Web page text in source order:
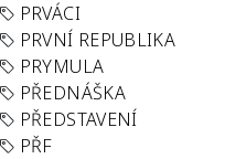
PRVÁCI
PRVNÍ REPUBLIKA
PRYMULA
PŘEDNÁŠKA
PŘEDSTAVENÍ
PŘF